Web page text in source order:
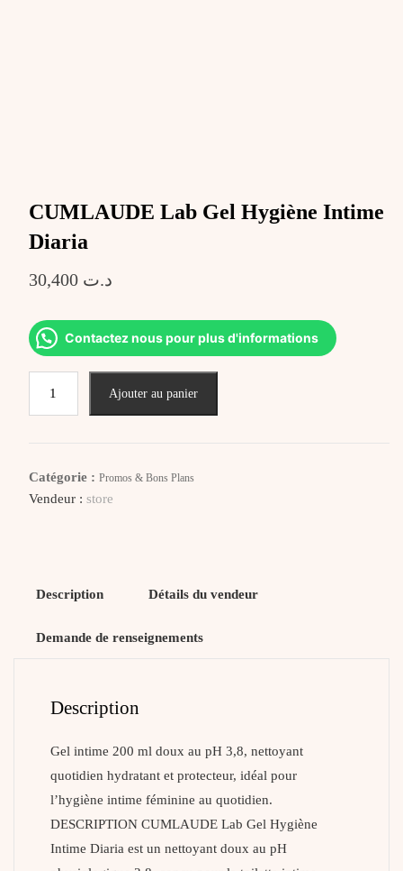
CUMLAUDE Lab Gel Hygiène Intime
Diaria
د.ت 30,400
Contactez nous pour plus d'informations
Ajouter au panier
Catégorie : Promos & Bons Plans
Vendeur : store
Description Détails du vendeur
Demande de renseignements
Description
Gel intime 200 ml doux au pH 3,8, nettoyant
quotidien hydratant et protecteur, idéal pour
l’hygiène intime féminine au quotidien.
DESCRIPTION CUMLAUDE Lab Gel Hygiène
Intime Diaria est un nettoyant doux au pH